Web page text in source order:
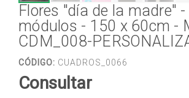
Flores "día de la madre" -
módulos - 150 x 60cm -
CDM_008-
CÓDIGO: CUADROS_0066
Consultar